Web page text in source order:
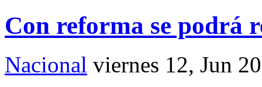
Con reforma se podrá
Nacional viernes 12, Jun